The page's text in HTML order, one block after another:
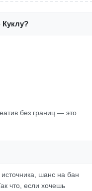
без границ — это
шанс на бан
что, если хочешь